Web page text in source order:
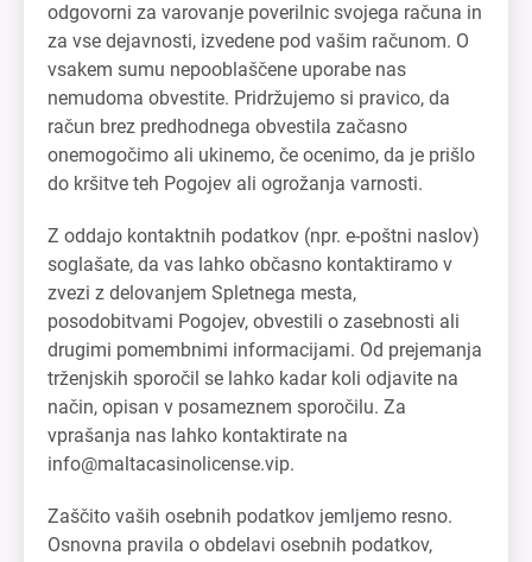
odgovorni za varovanje poverilnic svojega računa in
za vse dejavnosti, izvedene pod vašim računom. O
vsakem sumu nepooblaščene uporabe nas
nemudoma obvestite. Pridržujemo si pravico, da
račun brez predhodnega obvestila začasno
onemogočimo ali ukinemo, če ocenimo, da je prišlo
do kršitve teh Pogojev ali ogrožanja varnosti.
Z oddajo kontaktnih podatkov (npr. e-poštni naslov)
soglašate, da vas lahko občasno kontaktiramo v
zvezi z delovanjem Spletnega mesta,
posodobitvami Pogojev, obvestili o zasebnosti ali
drugimi pomembnimi informacijami. Od prejemanja
trženjskih sporočil se lahko kadar koli odjavite na
način, opisan v posameznem sporočilu. Za
vprašanja nas lahko kontaktirate na
info@maltacasinolicense.vip.
Zaščito vaših osebnih podatkov jemljemo resno.
Osnovna pravila o obdelavi osebnih podatkov,